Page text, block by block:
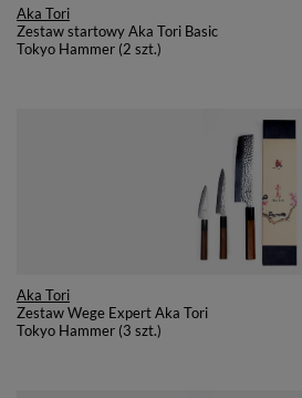
Aka Tori
Zestaw startowy Aka Tori Basic
Tokyo Hammer (2 szt.)
Aka Tori
Zestaw Wege Expert Aka Tori
Tokyo Hammer (3 szt.)